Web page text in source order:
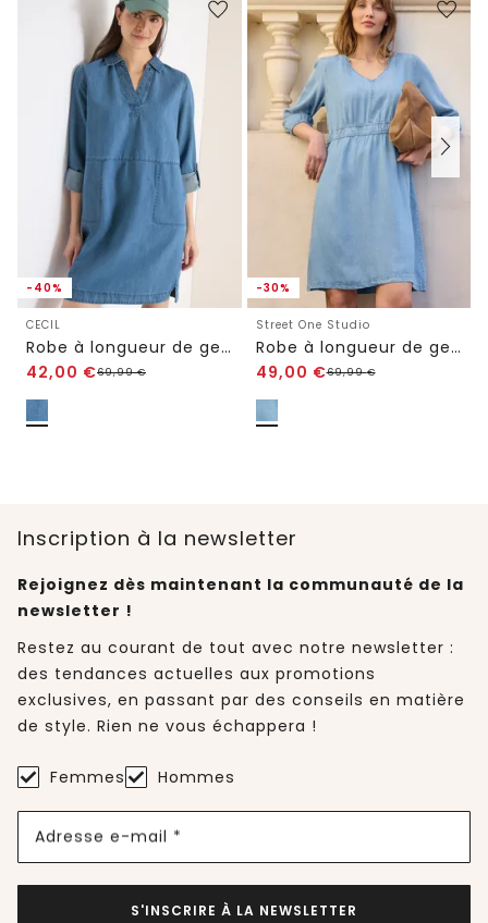
-40%
CECIL
Robe à longueur de genou en look denim
42,00 €69,99€
-30%
Street One Studio
Robe à longueur de genou au look délavé
49,00 €69,99€
Inscription à la newsletter
Rejoignez dès maintenant la communauté de la
newsletter !
Restez au courant de tout avec notre newsletter :
des tendances actuelles aux promotions
exclusives, en passant par des conseils en matière
de style. Rien ne vous échappera !
Femmes Hommes
Adresse e-mail *
S'INSCRIRE À LA NEWSLETTER